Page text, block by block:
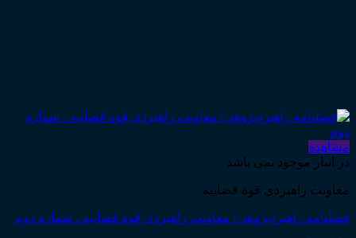
مشاهده
در انبار موجود نمی باشد
معاونت راهبردی قوه قضاییه
فصلنامه راهبردپژوهی؛ معاونت راهبردی قوه قضاییه ـ شماره دوم